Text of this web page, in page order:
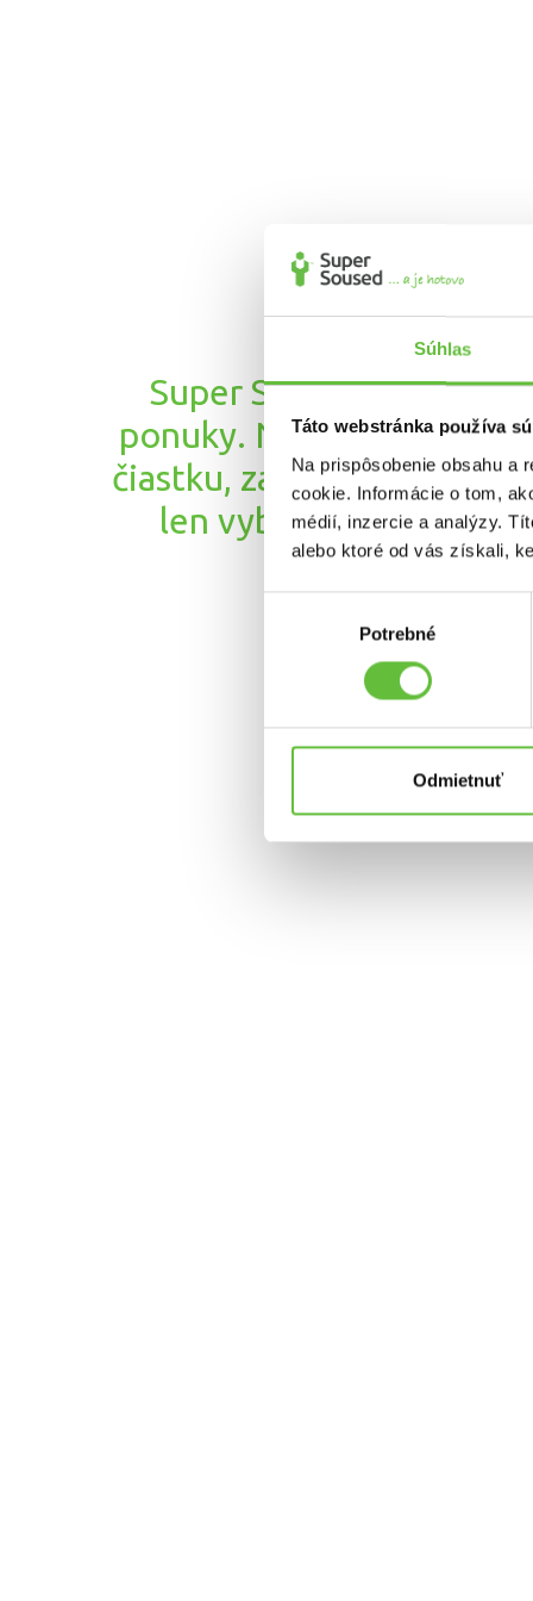
Súhlas
Táto webstránka používa
Na prispôsobenie obsahu a
cookie. Informácie o tom,
médií, inzercie a analýzy.
alebo ktoré od vás získali,
Potrebné
Odmietnuť
Super Susedia Vám
ponuky. Navrhnú
čiastku, za ktorú Vám
len vyberte toho